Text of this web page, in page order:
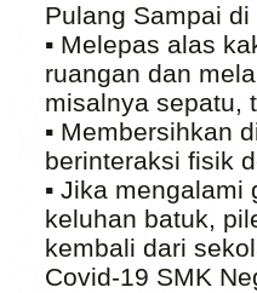
Pulang Sampai di
▪️ Melepas alas
ruangan dan
misalnya sepatu,
▪️ Membersihkan
berinteraksi fisik
▪️ Jika mengalami
keluhan batuk,
kembali dari
Covid-19 SMK